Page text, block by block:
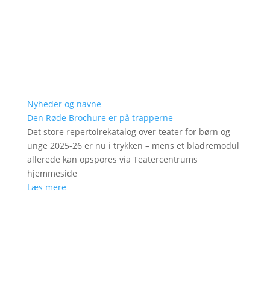
Nyheder og navne
Den Røde Brochure er på trapperne
Det store repertoirekatalog over teater for børn og
unge 2025-26 er nu i trykken – mens et bladremodul
allerede kan opspores via Teatercentrums
hjemmeside
Læs mere